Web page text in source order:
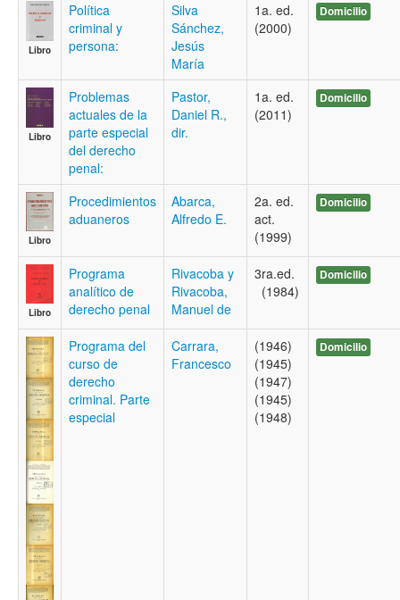
Libro
Política
criminal y
persona:
Silva
Sánchez,
Jesús
María
1a. ed.
(2000)
Domicilio
Libro
Problemas
actuales de la
parte especial
del derecho
penal:
Pastor,
Daniel R.,
dir.
1a. ed.
(2011)
Domicilio
Libro
Procedimientos
aduaneros
Abarca,
Alfredo E.
2a. ed.
act.
(1999)
Domicilio
Libro
Programa
analítico de
derecho penal
Rivacoba y
Rivacoba,
Manuel de
3ra.ed.
(1984)
Domicilio
Programa del
curso de
derecho
criminal. Parte
especial
Carrara,
Francesco
(1946)
(1945)
(1947)
(1945)
(1948)
Domicilio